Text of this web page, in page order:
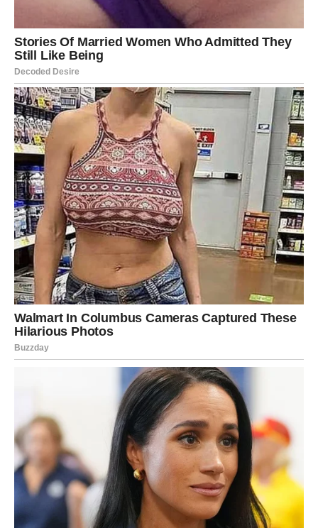
Djevice će shvatiti da ljubav dolazi onda kada prestanu
postavljati previše pitanja i dopuste emocijama da ih
vode. Novo poznanstvo moglo bi vas osvojiti iskrenošću i
jednostavnošću.
Ako ste u vezi, očekuju vas mirni dani puni međusobnog
poštovanja.
Vaga
Vage su među znakovima kojima zvijezde donose najveće
ljubavno iznenađenje. Slobodne Vage imaju velike šanse
upoznati osobu sa kojom će odmah osjetiti posebnu
povezanost.
Ako ste u vezi, partner će pokazati da ozbiljno razmišlja o
zajedničkoj budućnosti, a to će dodatno učvrstiti vaš
odnos.